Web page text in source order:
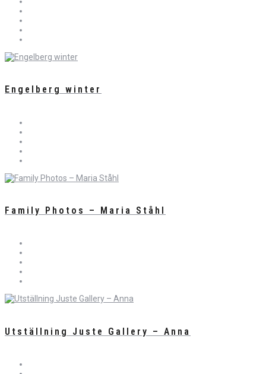
Engelberg winter
Family Photos – Maria Ståhl
Utställning Juste Gallery – Anna